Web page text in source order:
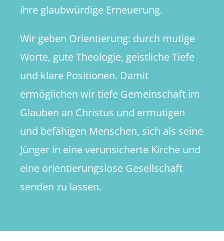
ihre glaubwürdige Erneuerung.
Wir geben Orientierung: durch mutige
Worte, gute Theologie, geistliche Tiefe
und klare Positionen. Damit
ermöglichen wir tiefe Gemeinschaft im
Glauben an Christus und ermutigen
und befähigen Menschen, sich als seine
Jünger in eine verunsicherte Kirche und
eine orientierungslose Gesellschaft
senden zu lassen.